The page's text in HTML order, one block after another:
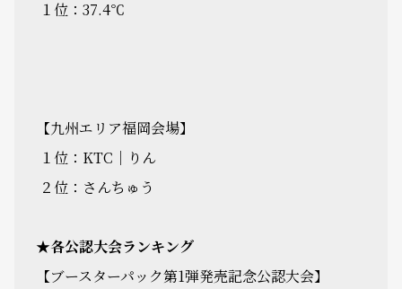
１位：37.4℃
【九州エリア福岡会場】
１位：KTC｜りん
２位：さんちゅう
★各公認大会ランキング
【ブースターパック第1弾発売記念公認大会】